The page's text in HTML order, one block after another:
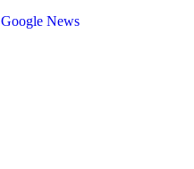
Google News